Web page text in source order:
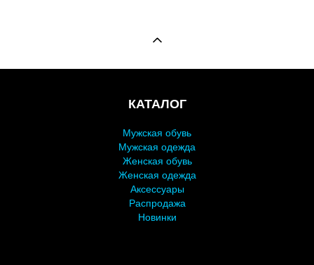
КАТАЛОГ
Мужская обувь
Мужская одежда
Женская обувь
Женская одежда
Аксессуары
Распродажа
Новинки